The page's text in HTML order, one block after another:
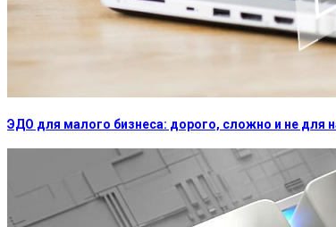
ЭДО для малого бизнеса: дорого, сложно и не для